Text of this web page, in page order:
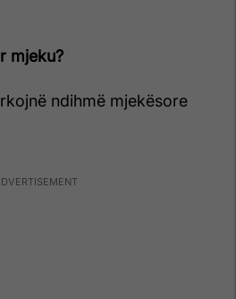
mjeku?
ndihmë mjekësore